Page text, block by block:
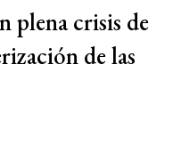
plena crisis de
de las